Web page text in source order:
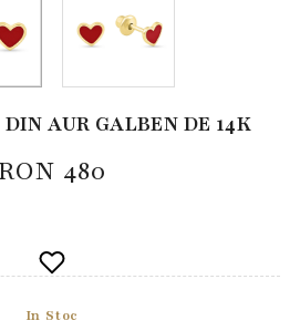
AUR GALBEN DE 14K
480
In Stoc